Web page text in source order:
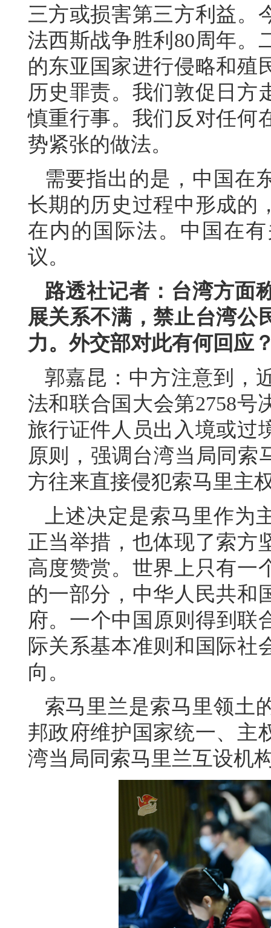
三方或损害第三方利益。
法西斯战争胜利80周年。
的东亚国家进行侵略和殖
历史罪责。我们敦促日方
慎重行事。我们反对任何
势紧张的做法。
需要指出的是，中国在
长期的历史过程中形成的
在内的国际法。中国在
议。
路透社记者：台湾方面
展关系不满，禁止台湾公
力。外交部对此有何回应
郭嘉昆：中方注意到，
法和联合国大会第2758号
旅行证件人员出入境或过
原则，强调台湾当局同索
方往来直接侵犯索马里主
上述决定是索马里作为
正当举措，也体现了索方
高度赞赏。世界上只有一
的一部分，中华人民共和
府。一个中国原则得到联
际关系基本准则和国际社
向。
索马里兰是索马里领土
邦政府维护国家统一、主
湾当局同索马里兰互设机